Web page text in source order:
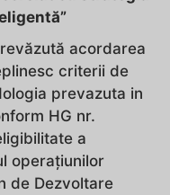
acordarea
criterii de
prevazuta in
HG nr.
a
operațiunilor
de Dezvoltare